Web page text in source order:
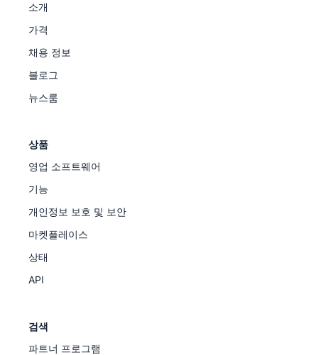
소개
가격
채용 정보
블로그
뉴스룸
상품
영업 소프트웨어
기능
개인정보 보호 및 보안
마켓플레이스
상태
API
검색
파트너 프로그램